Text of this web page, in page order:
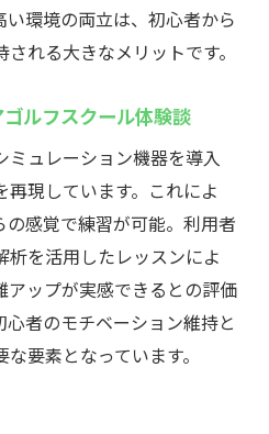
れる利便性の高い練習場
で続けやすいゴルフ生活
ドアゴルフスクール徹底
サポートするゴルフスク
のインドアゴルフガイド
クールで初心者が安心で
い環境の両立は、初心者から
れる大きなメリットです。
ルフスクール体験談
ミュレーション機器を導入
現しています。これによ
の感覚で練習が可能。利用者
を活用したレッスンによ
アップが実感できるとの評価
者のモチベーション維持と
要素となっています。